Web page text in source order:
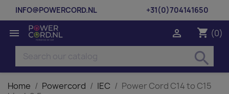
INFO@POWERCORD.NL +31(0)704141650
 shopping_cart (0)

search
Home Powercord IEC
Power Cord C14 to C15